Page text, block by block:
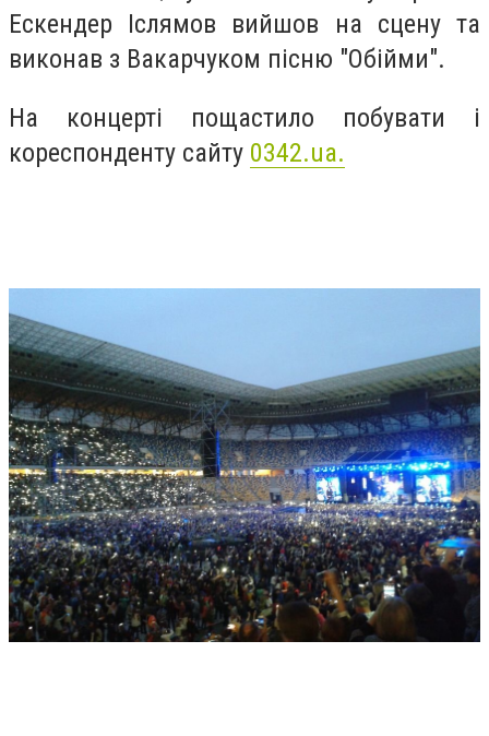
Ескендер Іслямов вийшов на сцену та
виконав з Вакарчуком пісню "Обійми".
На концерті пощастило побувати і
кореспонденту сайту 0342.ua.